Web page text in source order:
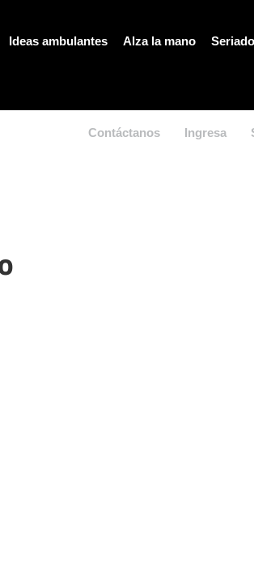
Ideas ambulantes Alza la mano
Contáctanos Ingresa